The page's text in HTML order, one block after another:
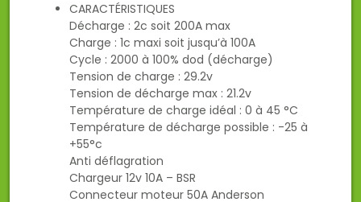
CARACTÉRISTIQUES
Décharge : 2c soit 200A max
Charge : 1c maxi soit jusqu’à 100A
Cycle : 2000 à 100% dod (décharge)
Tension de charge : 29.2v
Tension de décharge max : 21.2v
Température de charge idéal : 0 à 45 °C
Température de décharge possible : -25 à
+55°c
Anti déflagration
Chargeur 12v 10A – BSR
Connecteur moteur 50A Anderson